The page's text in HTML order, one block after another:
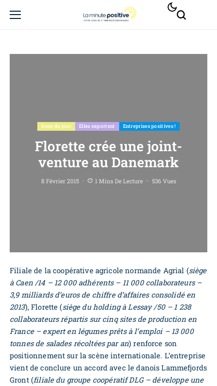
Dose du jour Elles exportent Entreprises positives !
Florette crée une joint-
venture au Danemark
8 Février 2015 1 Mins De Lecture 536 Vues
Filiale de la coopérative agricole normande Agrial (siège
à Caen /14 – 12 000 adhérents – 11 000 collaborateurs –
3,9 milliards d’euros de chiffre d’affaires consolidé en
2013), Florette (siège du holding à Lessay /50 – 1 238
collaborateurs répartis sur cinq sites de production en
France – expert en légumes prêts à l’emploi – 13 000
tonnes de salades récoltées par an) renforce son
positionnement sur la scène internationale. L’entreprise
vient de conclure un accord avec le danois Lammefjords
Gront (filiale du groupe coopératif DLG – développe une